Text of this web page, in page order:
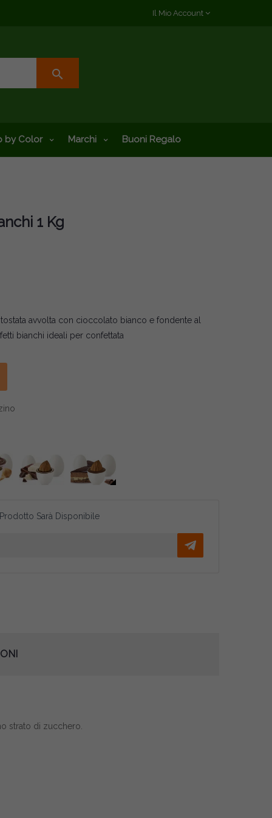
Il Mio Account
search
by Color Marchi Buoni Regalo
1 Kg
avvolta con cioccolato bianco e fondente al
bianchi ideali per confettata
Sarà Disponibile
strato di zucchero.